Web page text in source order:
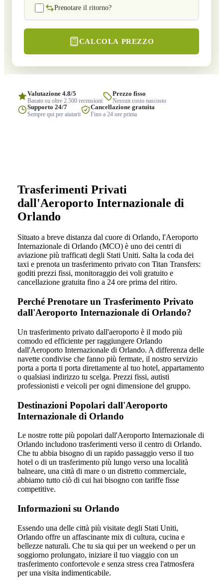
Prenotare il ritorno?
CALCOLA PREZZO
Valutazione 4.8/5
Basato su oltre 2.500 recensioni
Prezzo fisso
Nessun costo nascosto
Supporto 24/7
Sempre qui per aiutarti
Cancellazione gratuita
Fino a 24 ore prima
Trasferimenti Privati
dall'Aeroporto Internazionale di
Orlando
Situato a breve distanza dal cuore di Orlando, l'Aeroporto
Internazionale di Orlando (MCO) è uno dei centri di
aviazione più trafficati degli Stati Uniti. Salta la coda dei
taxi e prenota un trasferimento privato con Titan Transfers:
goditi prezzi fissi, monitoraggio dei voli gratuito e
cancellazione gratuita fino a 24 ore prima del ritiro.
Perché Prenotare un Trasferimento Privato
dall'Aeroporto Internazionale di Orlando?
Un trasferimento privato dall'aeroporto è il modo più
comodo ed efficiente per raggiungere Orlando
dall'Aeroporto Internazionale di Orlando. A differenza delle
navette condivise che fanno più fermate, il nostro servizio
porta a porta ti porta direttamente al tuo hotel, appartamento
o qualsiasi indirizzo tu scelga. Prezzi fissi, autisti
professionisti e veicoli per ogni dimensione del gruppo.
Destinazioni Popolari dall'Aeroporto
Internazionale di Orlando
Le nostre rotte più popolari dall'Aeroporto Internazionale di
Orlando includono trasferimenti verso il centro di Orlando.
Che tu abbia bisogno di un rapido passaggio verso il tuo
hotel o di un trasferimento più lungo verso una località
balneare, una città di mare o un distretto commerciale,
abbiamo tutto ciò di cui hai bisogno con tariffe fisse
competitive.
Informazioni su Orlando
Essendo una delle città più visitate degli Stati Uniti,
Orlando offre un affascinante mix di cultura, cucina e
bellezze naturali. Che tu sia qui per un weekend o per un
soggiorno prolungato, iniziare il tuo viaggio con un
trasferimento confortevole e senza stress crea l'atmosfera
per una visita indimenticabile.